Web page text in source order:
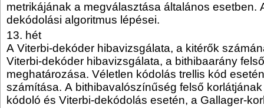
metrikájának a megválasztása általános esetben.
dekódolási algoritmus lépései.
13. hét
A Viterbi-dekóder hibavizsgálata, a kitérők
Viterbi-dekóder hibavizsgálata, a bithibaarány
meghatározása. Véletlen kódolás trellis kód
számítása. A bithibavalószínűség felső
kódoló és Viterbi-dekódolás esetén, a Gallager-